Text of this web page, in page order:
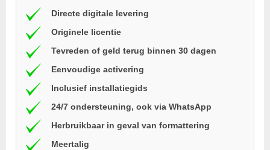
Directe digitale levering
Originele licentie
Tevreden of geld terug binnen 30 dagen
Eenvoudige activering
Inclusief installatiegids
24/7 ondersteuning, ook via WhatsApp
Herbruikbaar in geval van formattering
Meertalig